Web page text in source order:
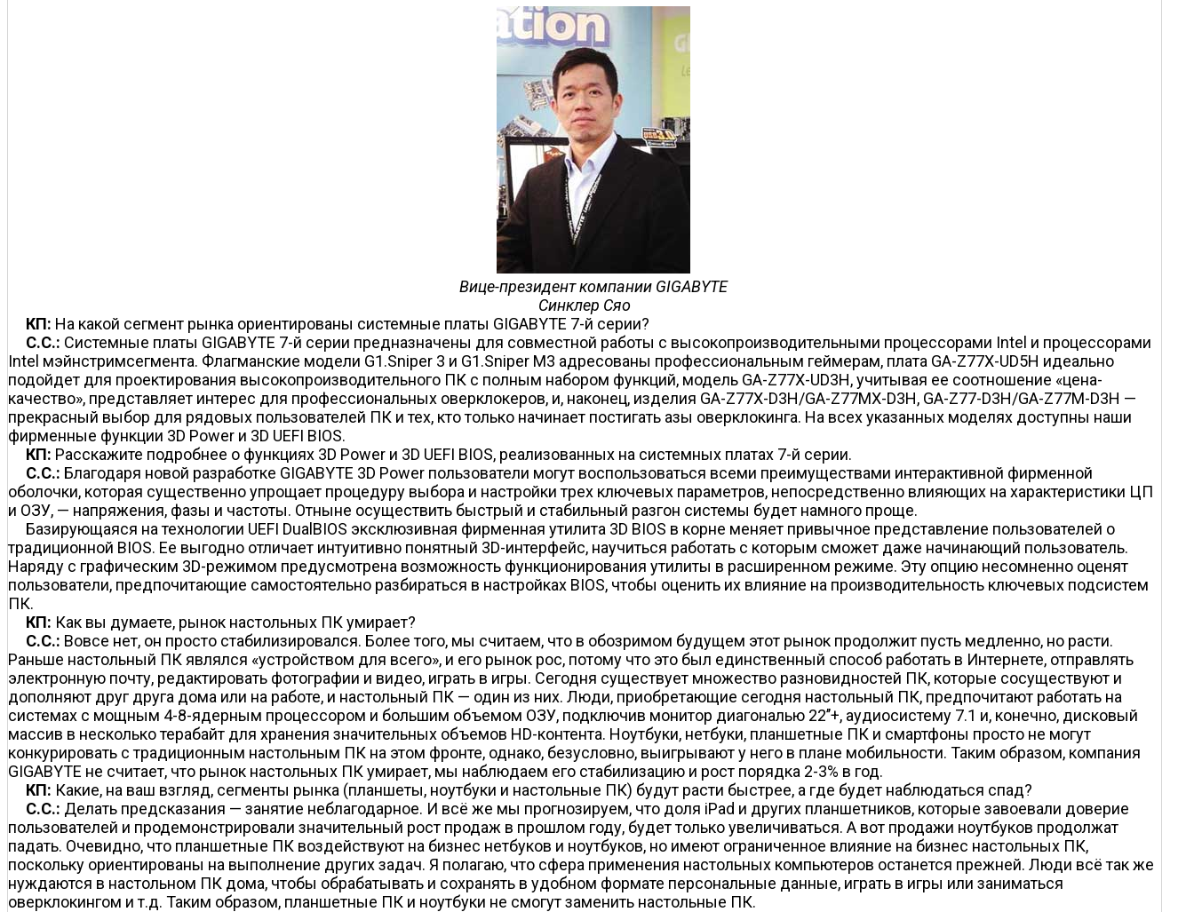
Вице-президент компании GIGABYTE
Синклер Сяо
КП: На какой сегмент рынка ориентированы системные платы GIGABYTE 7-й серии?
C.C.: Системные платы GIGABYTE 7-й серии предназначены для совместной работы с высокопроизводительными процессорами Intel и процессорами
Intel мэйнстрим­сегмента. Флагманские модели G1.Sniper 3 и G1.Sniper M3 адресованы профессиональным геймерам, плата GA-Z77X-UD5H идеально
подойдет для проектирования высокопроизводительного ПК с полным набором функций, модель GA-Z77X-UD3H, учитывая ее соотношение «цена-
качество», представляет интерес для профессиональных оверклокеров, и, наконец, изделия GA-Z77X-D3H/GA-Z77MX-D3H, GA-Z77-D3H/GA-Z77M-D3H —
прекрасный выбор для рядовых пользователей ПК и тех, кто только начинает постигать азы оверклокинга. На всех указанных моделях доступны наши
фирменные функции 3D Power и 3D UEFI BIOS.
КП: Расскажите подробнее о функциях 3D Power и 3D UEFI BIOS, реализованных на системных платах 7-й серии.
C.C.: Благодаря новой разработке GIGABYTE 3D Power пользователи могут воспользоваться всеми преимуществами интерактивной фирменной
оболочки, которая существенно упрощает процедуру выбора и настройки трех ключевых параметров, непосредственно влияющих на характеристики ЦП
и ОЗУ, — напряжения, фазы и частоты. Отныне осуществить быстрый и стабильный разгон системы будет намного проще.
Базирующаяся на технологии UEFI DualBIOS эксклюзивная фирменная утилита 3D BIOS в корне меняет привычное представление пользователей о
традиционной BIOS. Ее выгодно отличает интуитивно понятный 3D-интерфейс, научиться работать с которым сможет даже начинающий пользователь.
Наряду с графическим 3D-режимом предусмотрена возможность функционирования утилиты в расширенном режиме. Эту опцию несомненно оценят
пользователи, предпочитающие самостоятельно разбираться в настройках BIOS, чтобы оценить их влияние на производительность ключевых подсистем
ПК.
КП: Как вы думаете, рынок настольных ПК умирает?
C.C.: Вовсе нет, он просто стабилизировался. Более того, мы считаем, что в обозримом будущем этот рынок продолжит пусть медленно, но расти.
Раньше настольный ПК являлся «устройством для всего», и его рынок рос, потому что это был единственный способ работать в Интернете, отправлять
электронную почту, редактировать фотографии и видео, играть в игры. Сегодня существует множество разновидностей ПК, которые сосуществуют и
дополняют друг друга дома или на работе, и настольный ПК — один из них. Люди, приобретающие сегодня настольный ПК, предпочитают работать на
системах с мощным 4-8-ядерным процессором и большим объемом ОЗУ, подключив монитор диагональю 22’’+, аудиосистему 7.1 и, конечно, дисковый
массив в несколько терабайт для хранения значительных объемов HD-контента. Ноутбуки, нетбуки, планшетные ПК и смартфоны просто не могут
конкурировать с традиционным настольным ПК на этом фронте, однако, безусловно, выигрывают у него в плане мобильности. Таким образом, компания
GIGABYTE не считает, что рынок настольных ПК умирает, мы наблюдаем его стабилизацию и рост порядка 2-3% в год.
КП: Какие, на ваш взгляд, сегменты рынка (планшеты, ноутбуки и настольные ПК) будут расти быстрее, а где будет наблюдаться спад?
C.C.: Делать предсказания — занятие неблагодарное. И всё же мы прогнозируем, что доля iPad и других планшетников, которые завоевали доверие
пользователей и продемонстрировали значительный рост продаж в прошлом году, будет только увеличиваться. А вот продажи ноутбуков продолжат
падать. Очевидно, что планшетные ПК воздействуют на бизнес нетбуков и ноутбуков, но имеют ограниченное влияние на бизнес настольных ПК,
поскольку ориентированы на выполнение других задач. Я полагаю, что сфера применения настольных компьютеров останется прежней. Люди всё так же
нуждаются в настольном ПК дома, чтобы обрабатывать и сохранять в удобном формате персональные данные, играть в игры или заниматься
оверклокингом и т.д. Таким образом, планшетные ПК и ноутбуки не смогут заменить настольные ПК.